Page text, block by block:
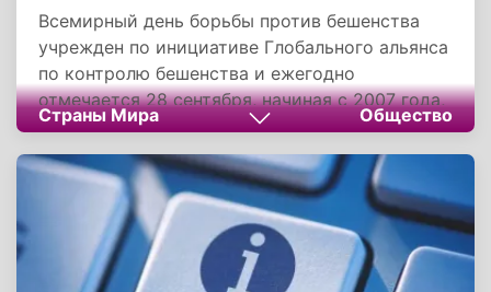
Всемирный день борьбы против бешенства
учрежден по инициативе Глобального альянса
по контролю бешенства и ежегодно
отмечается 28 сентября, начиная с 2007 года,
при поддержке множества
здравоохранительных организаций.
Страны Мира Общество